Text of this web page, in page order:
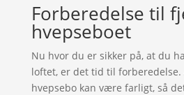
Forberedelse til
hvepseboet
Nu hvor du er sikker på, at du
loftet, er det tid til
hvepsebo kan være farligt, så